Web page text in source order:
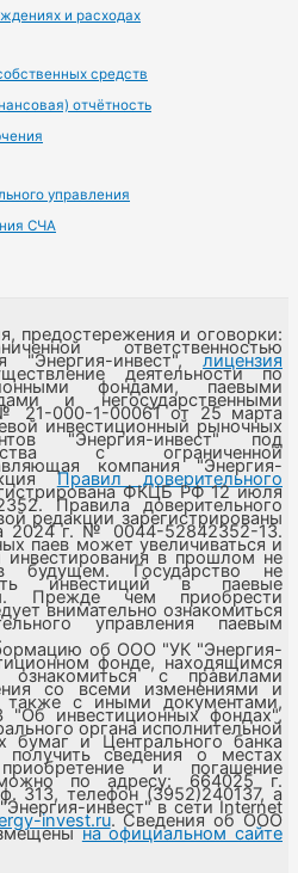
и расходах
средств
отчётность
управления
СЧА
предостережения и оговорки:
ответственностью
"Энергия-инвест",лицензия
деятельности по
фондами, паевыми
и негосударственными
21-000-1-00061 от 25 марта
инвестиционный рыночных
"Энергия-инвест" под
с ограниченной
компания "Энергия-
Правил доверительного
ФКЦБ РФ 12 июля
Правила доверительного
редакции зарегистрированы
2024 г. № 0044-52842352-13.
паев может увеличиваться и
инвестирования в прошлом не
будущем. Государство не
инвестиций в паевые
Прежде чем приобрести
внимательно ознакомиться
управления паевым
об ООО "УК "Энергия-
фонде, находящимся
с правилами
со всеми изменениями и
с иными документами,
инвестиционных фондах",
органа исполнительной
бумаг и Центрального банка
сведения о местах
и погашение
по адресу: 664025 г.
313, телефон (3952)240137, а
инвест" в сети Internet
invest.ru. Сведения об ООО
на официальном сайте